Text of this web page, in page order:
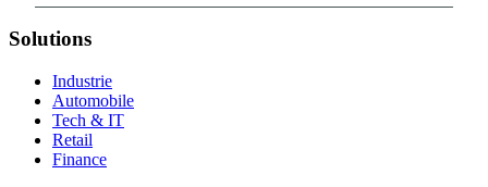
Solutions
Industrie
Automobile
Tech & IT
Retail
Finance